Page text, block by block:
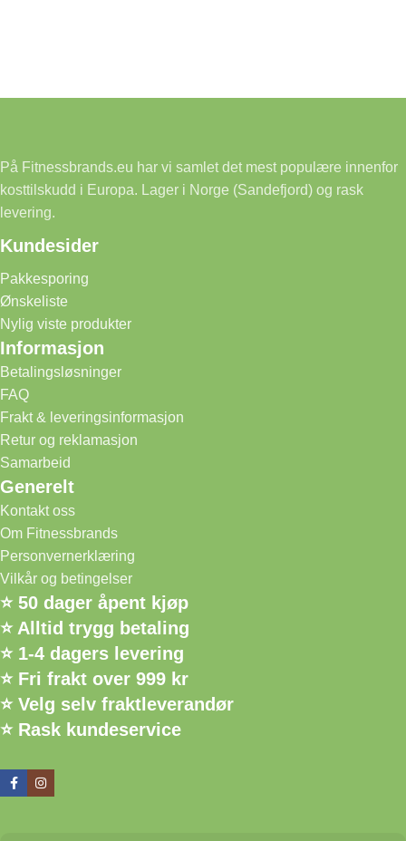
På Fitnessbrands.eu har vi samlet det mest populære innenfor
kosttilskudd i Europa. Lager i Norge (Sandefjord) og rask
levering.
Kundesider
Pakkesporing
Ønskeliste
Nylig viste produkter
Informasjon
Betalingsløsninger
FAQ
Frakt & leveringsinformasjon
Retur og reklamasjon
Samarbeid
Generelt
Kontakt oss
Om Fitnessbrands
Personvernerklæring
Vilkår og betingelser
⭐ 50 dager åpent kjøp
⭐ Alltid trygg betaling
⭐ 1-4 dagers levering
⭐ Fri frakt over 999 kr
⭐ Velg selv fraktleverandør
⭐ Rask kundeservice